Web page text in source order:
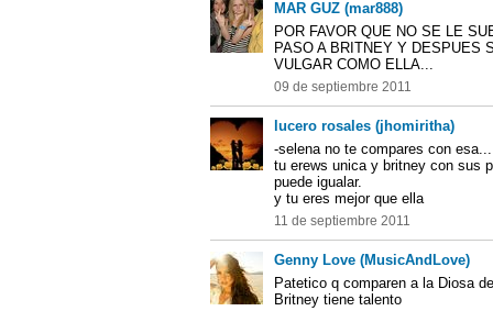
MAR GUZ (mar888)
POR FAVOR QUE NO SE LE
PASO A BRITNEY Y DESPUES
VULGAR COMO ELLA...
09 de septiembre 2011
lucero rosales (jhomiritha)
-selena no te compares con
tu erews unica y britney con sus
puede igualar.
y tu eres mejor que ella
11 de septiembre 2011
Genny Love (MusicAndLove)
Patetico q comparen a la Diosa
Britney tiene talento